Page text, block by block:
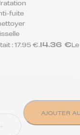
fuite
: 17.95 €.14.36 €
AJOUTER